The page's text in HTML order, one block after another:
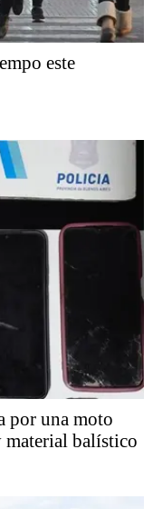
este
por una moto
material balístico